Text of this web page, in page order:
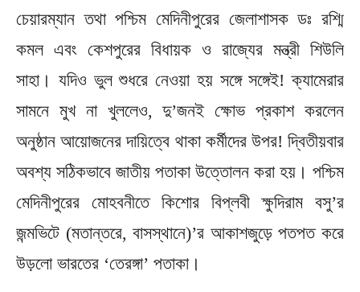
চেয়ারম্যান তথা পশ্চিম মেদিনীপুরের জেলাশাসক ডঃ রশ্মি
কমল এবং কেশপুরের বিধায়ক ও রাজ্যের মন্ত্রী শিউলি
সাহা। যদিও ভুল শুধরে নেওয়া হয় সঙ্গে সঙ্গেই! ক্যামেরার
সামনে মুখ না খুললেও, দু’জনই ক্ষোভ প্রকাশ করলেন
অনুষ্ঠান আয়োজনের দায়িত্বে থাকা কর্মীদের উপর! দ্বিতীয়বার
অবশ্য সঠিকভাবে জাতীয় পতাকা উত্তোলন করা হয়‌। পশ্চিম
মেদিনীপুরের মোহবনীতে কিশোর বিপ্লবী ক্ষুদিরাম বসু’র
জন্মভিটে (মতান্তরে, বাসস্থানে)’র আকাশজুড়ে পতপত করে
উড়লো ভারতের ‘তেরঙ্গা’ পতাকা।